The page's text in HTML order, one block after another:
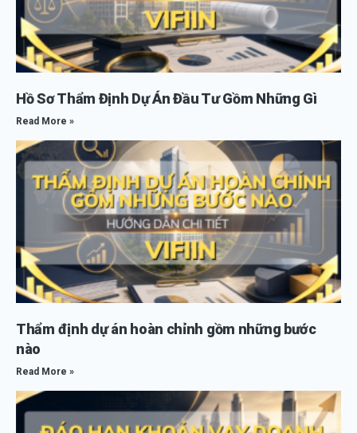
Hồ Sơ Thẩm Định Dự Án Đầu Tư Gồm Những Gì
Read More »
Thẩm định dự án hoàn chỉnh gồm những bước
nào
Read More »